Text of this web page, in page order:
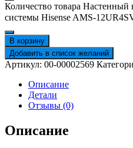
Количество товара
системы Hisense AMS-
В корзину
Добавить в список желаний
Артикул: 00-00002569
Описание
Детали
Отзывы (0)
Описание